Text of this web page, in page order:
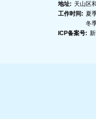
地址: 天山区
工作时间: 夏
冬
ICP备案号: